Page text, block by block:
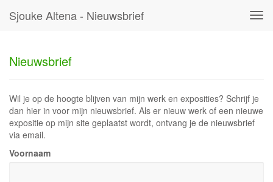
Sjouke Altena - Nieuwsbrief
Nieuwsbrief
Wil je op de hoogte blijven van mijn werk en exposities? Schrijf je
dan hier in voor mijn nieuwsbrief. Als er nieuw werk of een nieuwe
expositie op mijn site geplaatst wordt, ontvang je de nieuwsbrief
via email.
Voornaam